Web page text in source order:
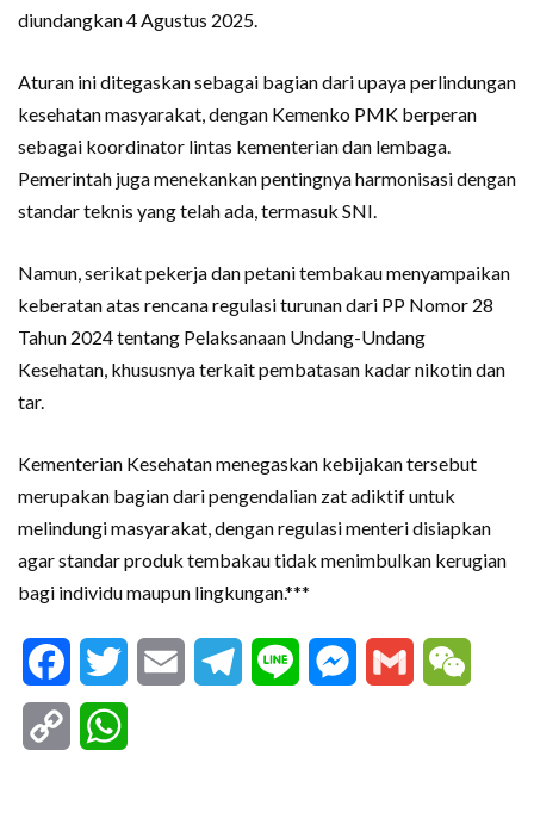
diundangkan 4 Agustus 2025.
Aturan ini ditegaskan sebagai bagian dari upaya perlindungan
kesehatan masyarakat, dengan Kemenko PMK berperan
sebagai koordinator lintas kementerian dan lembaga.
Pemerintah juga menekankan pentingnya harmonisasi dengan
standar teknis yang telah ada, termasuk SNI.
Namun, serikat pekerja dan petani tembakau menyampaikan
keberatan atas rencana regulasi turunan dari PP Nomor 28
Tahun 2024 tentang Pelaksanaan Undang-Undang
Kesehatan, khususnya terkait pembatasan kadar nikotin dan
tar.
Kementerian Kesehatan menegaskan kebijakan tersebut
merupakan bagian dari pengendalian zat adiktif untuk
melindungi masyarakat, dengan regulasi menteri disiapkan
agar standar produk tembakau tidak menimbulkan kerugian
bagi individu maupun lingkungan.***
FacebookTwitter Email Telegram
Line Messenger
Gmail
Copy